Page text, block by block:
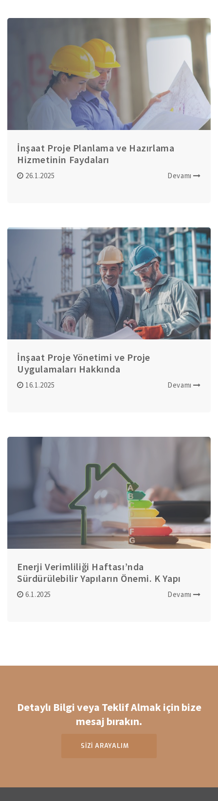
İnşaat Proje Planlama ve Hazırlama
Hizmetinin Faydaları
26.1.2025 Devamı
İnşaat Proje Yönetimi ve Proje
Uygulamaları Hakkında
16.1.2025 Devamı
Enerji Verimliliği Haftası’nda
Sürdürülebilir Yapıların Önemi. K Yapı
Yaklaşımı
6.1.2025 Devamı
Detaylı Bilgi veya Teklif Almak için bize
mesaj bırakın.
SİZİ ARAYALIM